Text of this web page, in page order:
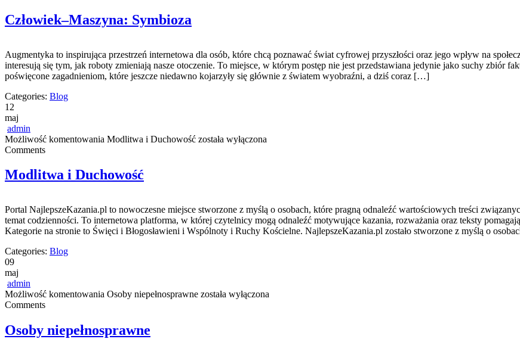
Człowiek–Maszyna: Symbioza
Augmentyka to inspirująca przestrzeń internetowa dla osób, które chcą poznawać świat cyfrowej przyszłości oraz jego wpływ na
interesują się tym, jak roboty zmieniają nasze otoczenie. To miejsce, w którym postęp nie jest przedstawiana jedynie jako suchy zbiór
poświęcone zagadnieniom, które jeszcze niedawno kojarzyły się głównie z światem wyobraźni, a dziś coraz […]
Categories: Blog
12
maj
admin
Możliwość komentowania Modlitwa i Duchowość została wyłączona
Comments
Modlitwa i Duchowość
Portal NajlepszeKazania.pl to nowoczesne miejsce stworzone z myślą o osobach, które pragną odnaleźć wartościowych treści
temat codzienności. To internetowa platforma, w której czytelnicy mogą odnaleźć motywujące kazania, rozważania oraz teksty
Kategorie na stronie to Święci i Błogosławieni i Wspólnoty i Ruchy Kościelne. NajlepszeKazania.pl zostało stworzone z myślą o
Categories: Blog
09
maj
admin
Możliwość komentowania Osoby niepełnosprawne została wyłączona
Comments
Osoby niepełnosprawne